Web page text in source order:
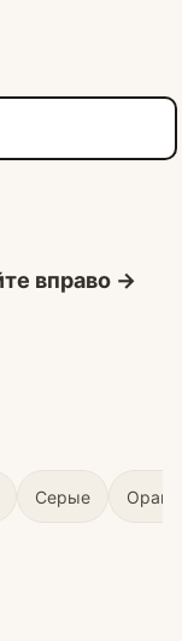
Серые